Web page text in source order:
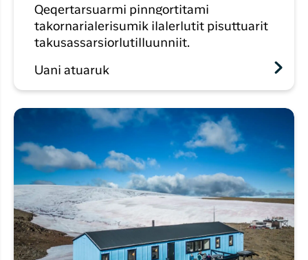
Qeqertarsuarmi pinngortitami
takornarialerisumik ilalerlutit pisuttuarit
takusassarsiorlutilluunniit.
Uani atuaruk